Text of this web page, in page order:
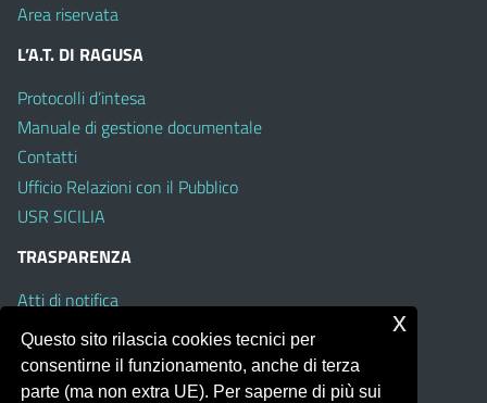
Area riservata
L’A.T. DI RAGUSA
Protocolli d’intesa
Manuale di gestione documentale
Contatti
Ufficio Relazioni con il Pubblico
USR SICILIA
TRASPARENZA
Atti di notifica
Albo on line
Amministrazione Trasparente
Obiettivi di Accessibilità
Questo sito rilascia cookies tecnici per
consentirne il funzionamento, anche di terza
parte (ma non extra UE). Per saperne di più sui
x